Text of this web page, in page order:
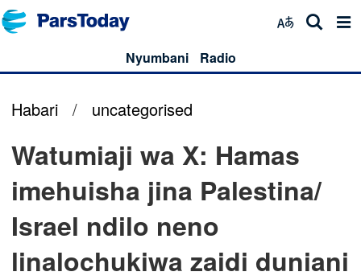
Nyumbani Radio
Habari / uncategorised
Watumiaji wa X: Hamas
imehuisha jina Palestina/
Israel ndilo neno
linalochukiwa zaidi duniani